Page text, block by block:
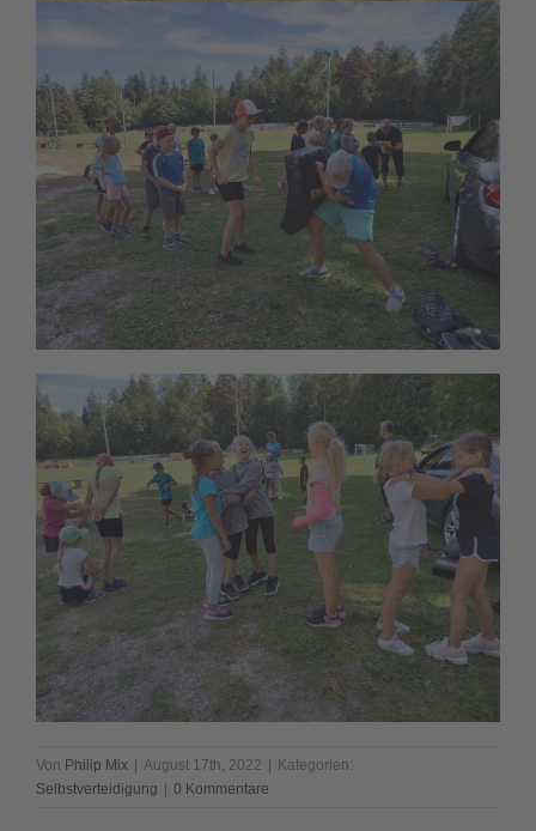
Von Philip Mix August 17th, 2022
Kategorien:
Selbstverteidigung
0 Kommentare